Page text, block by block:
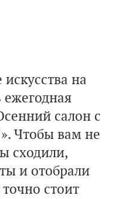
на
ежегодная
салон с
Чтобы вам не
сходили,
и отобрали
стоит